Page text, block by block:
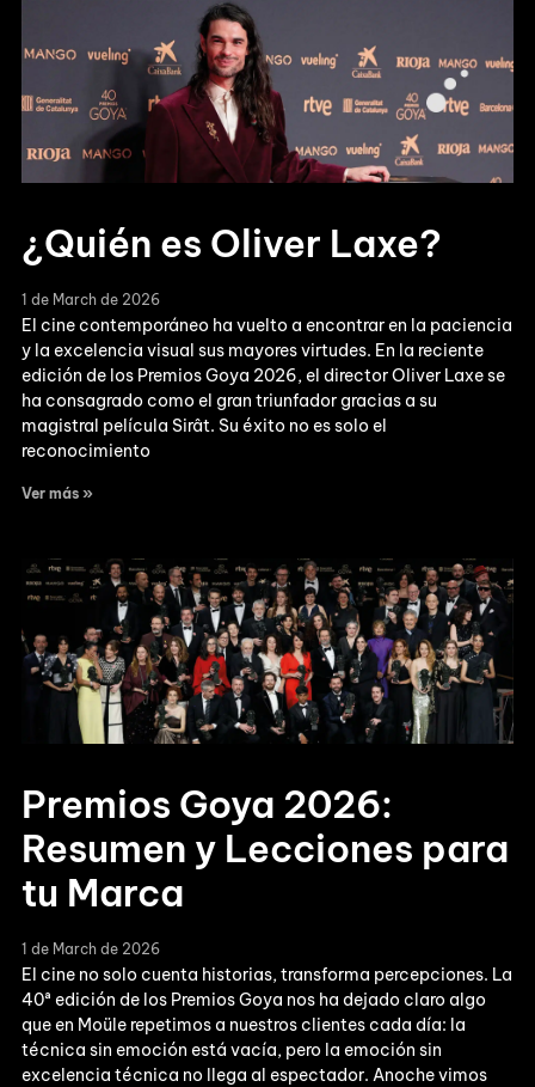
¿Quién es Oliver Laxe?
1 de March de 2026
El cine contemporáneo ha vuelto a encontrar en la paciencia
y la excelencia visual sus mayores virtudes. En la reciente
edición de los Premios Goya 2026, el director Oliver Laxe se
ha consagrado como el gran triunfador gracias a su
magistral película Sirât. Su éxito no es solo el
reconocimiento
Ver más »
Premios Goya 2026:
Resumen y Lecciones para
tu Marca
1 de March de 2026
El cine no solo cuenta historias, transforma percepciones. La
40ª edición de los Premios Goya nos ha dejado claro algo
que en Moüle repetimos a nuestros clientes cada día: la
técnica sin emoción está vacía, pero la emoción sin
excelencia técnica no llega al espectador. Anoche vimos